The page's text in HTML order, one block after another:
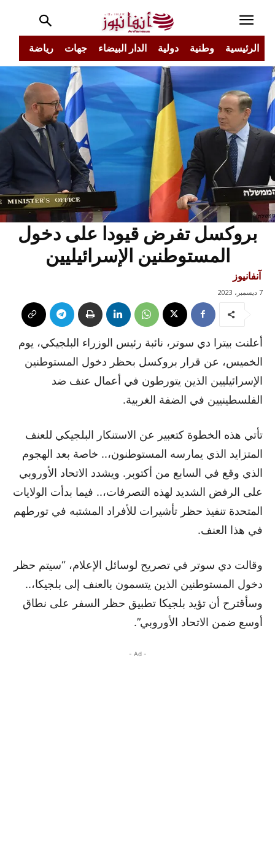
الرئيسية وطنية دولية الدار البيضاء جهات رياضة
بروكسل تفرض قيودا على دخول
المستوطنين الإسرائيليين
آنفانيوز
7 ديسمبر، 2023
أعلنت بيترا دي سوتر، نائبة رئيس الوزراء البلجيكي، يوم
الخميس، عن قرار بروكسل بحظر دخول المستوطنين
الإسرائيليين الذين يتورطون في أعمال عنف ضد
الفلسطينيين في الضفة الغربية.
تأتي هذه الخطوة كتعبير عن الاستنكار البلجيكي للعنف
المتزايد الذي يمارسه المستوطنون،.. خاصة بعد الهجوم
الذي وقع في السابع من أكتوبر. ويشدد الاتحاد الأوروبي
على الرفض الشديد لهذه التصرفات،.. فيما بدأت الولايات
المتحدة تنفيذ حظر تأشيرات للأفراد المشتبه في تورطهم
في هذا العنف.
وقالت دي سوتر في تصريح لوسائل الإعلام، “سيتم حظر
دخول المستوطنين الذين يتسمون بالعنف إلى بلجيكا،..
وسأقترح أن تؤيد بلجيكا تطبيق حظر السفر على نطاق
أوسع ضمن الاتحاد الأوروبي”.
- Ad -